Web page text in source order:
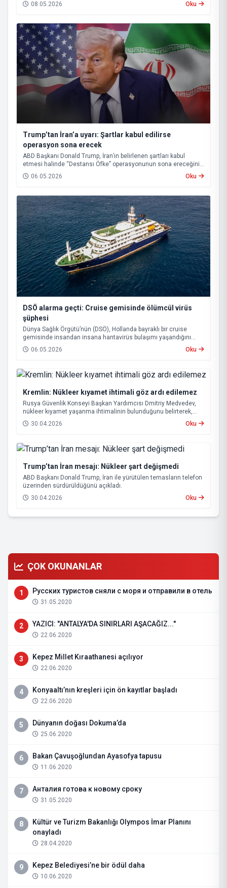
08.05.2026 Oku
Trump’tan İran’a uyarı: Şartlar kabul edilirse
operasyon sona erecek
ABD Başkanı Donald Trump, İran’ın belirlenen şartları kabul
etmesi halinde “Destansı Öfke” operasyonunun sona ereceğini
ve Hürmüz Boğazı’nın yeniden açılacağını açıkladı.
06.05.2026 Oku
DSÖ alarma geçti: Cruise gemisinde ölümcül virüs
şüphesi
Dünya Sağlık Örgütü’nün (DSÖ), Hollanda bayraklı bir cruise
gemisinde insandan insana hantavirüs bulaşımı yaşandığını
açıklaması uluslararası endişeye yol açtı.
06.05.2026 Oku
Kremlin: Nükleer kıyamet ihtimali göz ardı edilemez
Rusya Güvenlik Konseyi Başkan Yardımcısı Dmitriy Medvedev,
nükleer kıyamet yaşanma ihtimalinin bulunduğunu belirterek,
“Buna hazırlıklı olunmalı” ifadelerini kullandı.
30.04.2026 Oku
Trump’tan İran mesajı: Nükleer şart değişmedi
ABD Başkanı Donald Trump, İran ile yürütülen temasların telefon
üzerinden sürdürüldüğünü açıkladı.
30.04.2026
Oku
ÇOK OKUNANLAR
1 Русских туристов сняли с моря и отправили в отель
31.05.2020
2 YAZICI: "ANTALYA'DA SINIRLARI AŞACAĞIZ..."
22.06.2020
3 Kepez Millet Kıraathanesi açılıyor
22.06.2020
4 Konyaaltı’nın kreşleri için ön kayıtlar başladı
22.06.2020
5 Dünyanın doğası Dokuma’da
25.06.2020
6 Bakan Çavuşoğlundan Ayasofya tapusu
11.06.2020
7 Анталия готова к новому сроку
31.05.2020
8
Kültür ve Turizm Bakanlığı Olympos İmar Planını
onayladı
28.04.2020
9 Kepez Belediyesi’ne bir ödül daha
10.06.2020